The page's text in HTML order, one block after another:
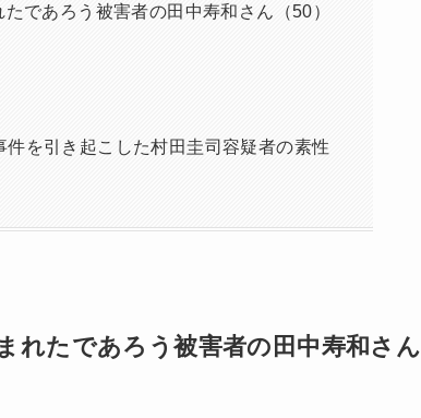
であろう被害者の田中寿和さん（50）
を引き起こした村田圭司容疑者の素性
れたであろう被害者の田中寿和さん